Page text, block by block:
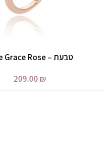
בחר אפשרויותטבעת – Pure Grace Rose
209.00 ₪